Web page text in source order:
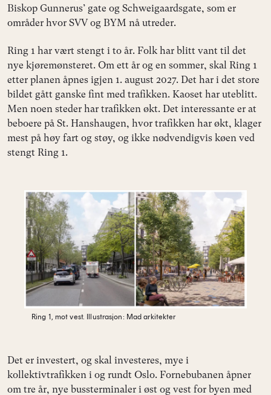
Biskop Gunnerus’ gate og Schweigaardsgate, som er
områder hvor SVV og BYM nå utreder.
Ring 1 har vært stengt i to år. Folk har blitt vant til det
nye kjøremønsteret. Om ett år og en sommer, skal Ring 1
etter planen åpnes igjen 1. august 2027. Det har i det store
bildet gått ganske fint med trafikken. Kaoset har uteblitt.
Men noen steder har trafikken økt. Det interessante er at
beboere på St. Hanshaugen, hvor trafikken har økt, klager
mest på høy fart og støy, og ikke nødvendigvis køen ved
stengt Ring 1.
Ring 1, mot vest. Illustrasjon: Mad arkitekter
Det er investert, og skal investeres, mye i
kollektivtrafikken i og rundt Oslo. Fornebubanen åpner
om tre år, nye bussterminaler i øst og vest for byen med